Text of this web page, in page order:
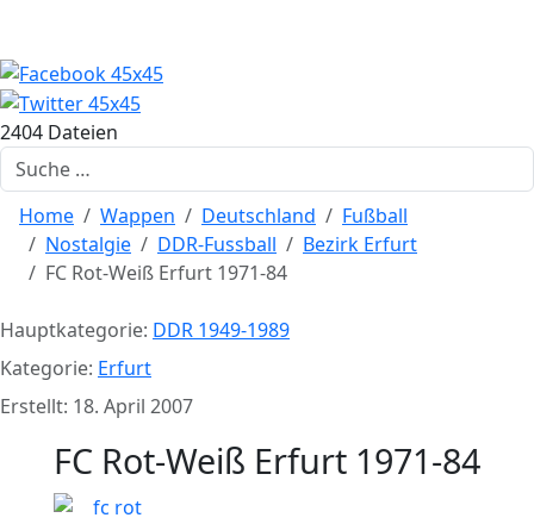
2404 Dateien
Suchen
Home Wappen Deutschland
Fußball
Nostalgie
DDR-Fussball
Bezirk Erfurt
FC Rot-Weiß Erfurt 1971-84
Hauptkategorie: DDR 1949-1989
Kategorie: Erfurt
Erstellt: 18. April 2007
FC Rot-Weiß Erfurt 1971-84